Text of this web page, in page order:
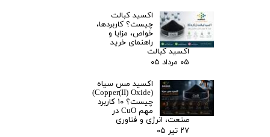
اکسید کبالت
چیست؟ کاربردها،
خواص، مزایا و
راهنمای خرید
اکسید کبالت
۰۵ مرداد ۰۵
اکسید مس سیاه
(Copper(II) Oxide)
چیست؟ ۱۰ کاربرد
مهم CuO در
صنعت، انرژی و فناوری
۲۷ تیر ۰۵